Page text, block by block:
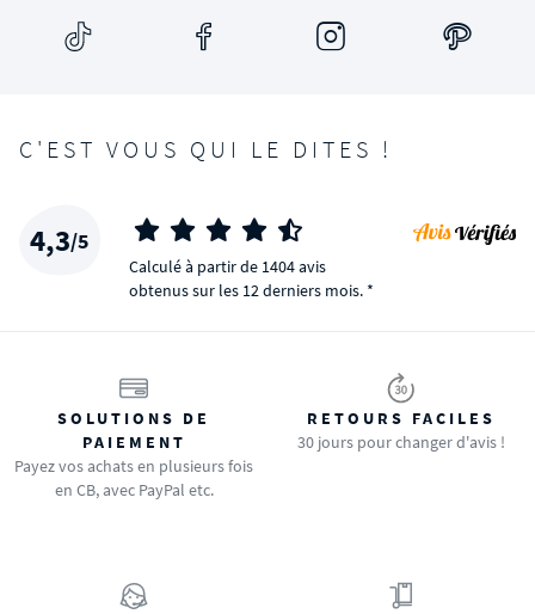
C'EST VOUS QUI LE DITES !
4,3/5
Calculé à partir de 1404 avis
obtenus sur les 12 derniers mois. *
SOLUTIONS DE
PAIEMENT
Payez vos achats en plusieurs fois
en CB, avec PayPal etc.
RETOURS FACILES
30 jours pour changer d'avis !